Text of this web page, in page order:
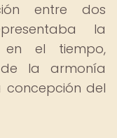
entre dos
la
en el tiempo,
la armonía
del